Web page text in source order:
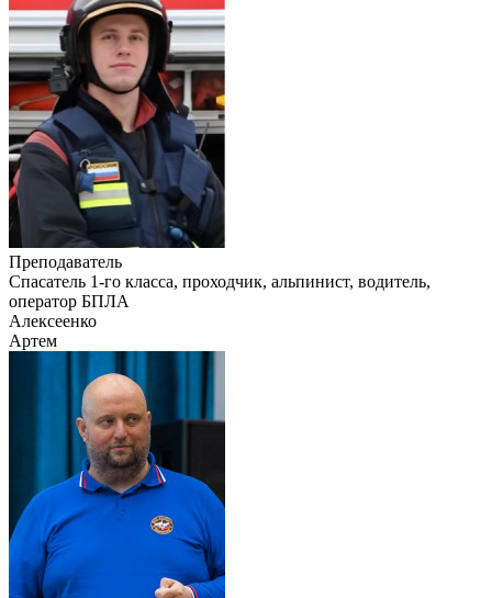
Преподаватель
Cпасатель 1-го класса, проходчик, альпинист, водитель,
оператор БПЛА
Алексеенко
Артем